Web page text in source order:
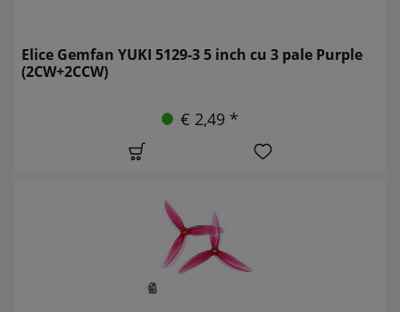
Elice Gemfan YUKI 5129-3 5 inch cu 3 pale Purple
(2CW+2CCW)
€ 2,49 *